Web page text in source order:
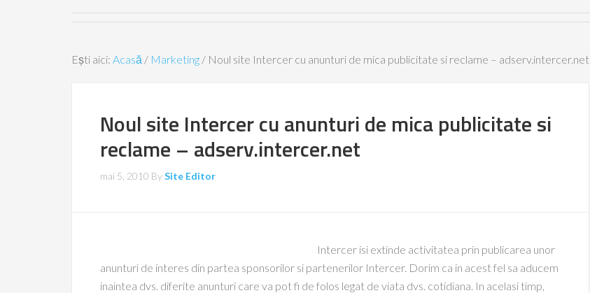
Ești aici: Acasă / Marketing / Noul site Intercer cu anunturi de mica publicitate si reclame – adserv.intercer.net
Noul site Intercer cu anunturi de mica publicitate si
reclame – adserv.intercer.net
mai 5, 2010 BySite Editor
Intercer isi extinde activitatea prin publicarea unor
anunturi de interes din partea sponsorilor si partenerilor Intercer. Dorim ca in acest fel sa aducem
inaintea dvs. diferite anunturi care va pot fi de folos legat de viata dvs. cotidiana. In acelasi timp,